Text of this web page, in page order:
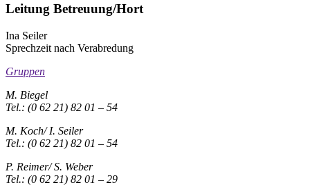
Leitung Betreuung/Hort
Ina Seiler
Sprechzeit nach Verabredung
Gruppen
M. Biegel
Tel.: (0 62 21) 82 01 – 54
M. Koch/ I. Seiler
Tel.: (0 62 21) 82 01 – 54
P. Reimer/ S. Weber
Tel.: (0 62 21) 82 01 – 29